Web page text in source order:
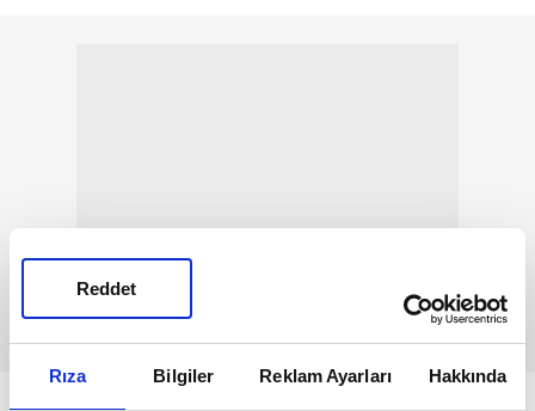
Rıza Bilgiler Reklam Ayarları Hakkında
Reddet